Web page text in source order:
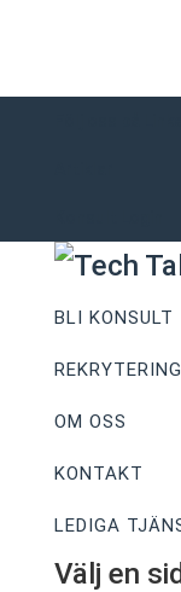
BLI KONSULT
REKRYTERING
OM OSS
KONTAKT
LEDIGA
Välj en